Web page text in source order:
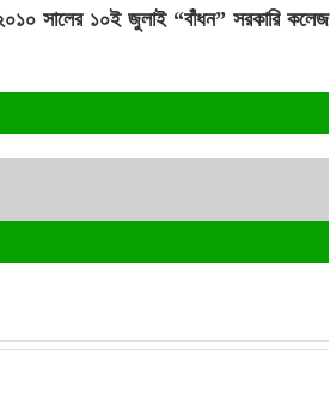
সালের ১০ই জুলাই “বাঁধন” সরকারি কলেজ